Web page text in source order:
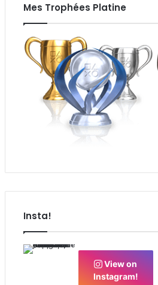
Mes Trophées Platine
Insta!
View on
Instagram!